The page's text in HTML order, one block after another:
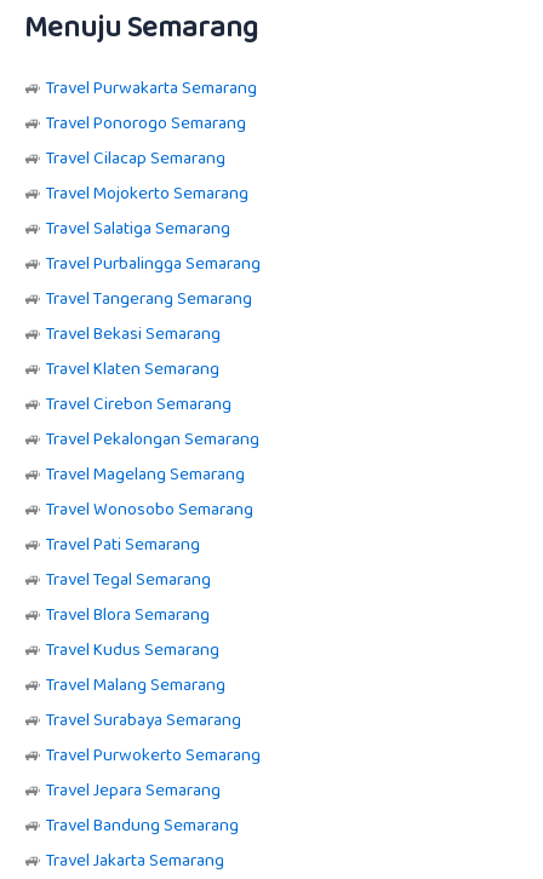
Menuju Semarang
🚙 Travel Purwakarta Semarang
🚙 Travel Ponorogo Semarang
🚙 Travel Cilacap Semarang
🚙 Travel Mojokerto Semarang
🚙 Travel Salatiga Semarang
🚙 Travel Purbalingga Semarang
🚙 Travel Tangerang Semarang
🚙 Travel Bekasi Semarang
🚙 Travel Klaten Semarang
🚙 Travel Cirebon Semarang
🚙 Travel Pekalongan Semarang
🚙 Travel Magelang Semarang
🚙 Travel Wonosobo Semarang
🚙 Travel Pati Semarang
🚙 Travel Tegal Semarang
🚙 Travel Blora Semarang
🚙 Travel Kudus Semarang
🚙 Travel Malang Semarang
🚙 Travel Surabaya Semarang
🚙 Travel Purwokerto Semarang
🚙 Travel Jepara Semarang
🚙 Travel Bandung Semarang
🚙 Travel Jakarta Semarang